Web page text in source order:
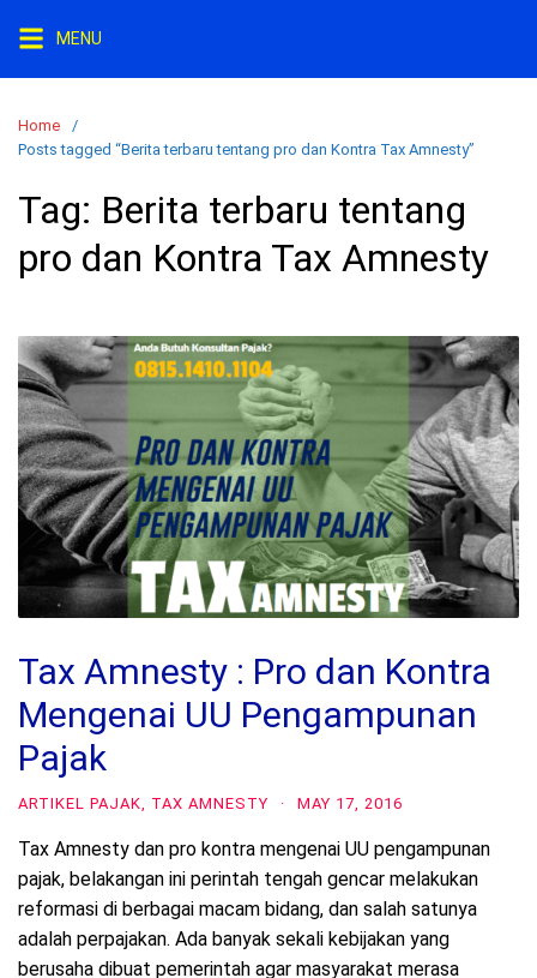
content
MENU
Home
Posts tagged “Berita terbaru tentang pro dan Kontra Tax Amnesty”
Tag: Berita terbaru tentang
pro dan Kontra Tax Amnesty
Tax Amnesty : Pro dan Kontra
Mengenai UU Pengampunan
Pajak
ARTIKEL PAJAK TAX AMNESTY · MAY 17, 2016
Tax Amnesty dan pro kontra mengenai UU pengampunan
pajak, belakangan ini perintah tengah gencar melakukan
reformasi di berbagai macam bidang, dan salah satunya
adalah perpajakan. Ada banyak sekali kebijakan yang
berusaha dibuat pemerintah agar masyarakat merasa